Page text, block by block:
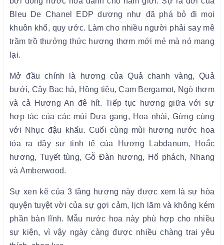
Bleu De Chanel EDP dương như đã phá bỏ đi mọi
khuôn khổ, quy ước. Làm cho nhiều người phải say mê
trầm trồ thưởng thức hương thơm mới mẻ mà nó mang
lại.
Mở đầu chính là hương của Quả chanh vàng, Quả
bưởi, Cây Bạc hà, Hồng tiêu, Cam Bergamot, Ngò thơm
và cả Hương An đê hít. Tiếp tục hương giữa với sự
hợp tác của các mùi Dưa gang, Hoa nhài, Gừng cùng
với Nhục đậu khấu. Cuối cùng mùi hương nước hoa
tỏa ra đầy sự tinh tế của Hương Labdanum, Hoắc
hương, Tuyết tùng, Gỗ Đàn hương, Hổ phách, Nhang
và Amberwood.
Sự xen kẽ của 3 tầng hương này được xem là sự hòa
quyện tuyệt vời của sự gợi cảm, lịch lãm và không kém
phần bàn lĩnh. Mẫu nước hoa này phù hợp cho nhiều
sự kiện, vì vậy ngày càng được nhiều chàng trai yêu